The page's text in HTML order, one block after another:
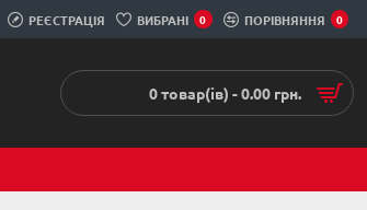
РЕЄСТРАЦІЯ ВИБРАНІ 0 ПОРІВНЯННЯ 0
0 товар(ів) - 0.00 грн.